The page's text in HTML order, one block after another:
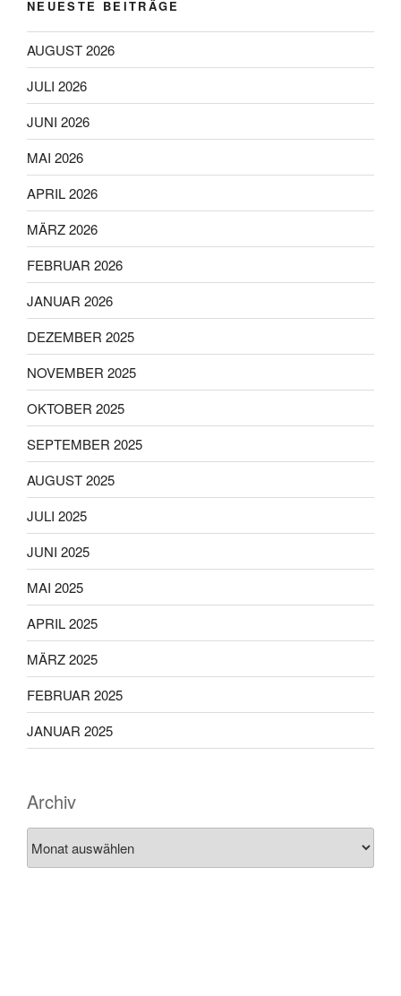
NEUESTE BEITRÄGE
AUGUST 2026
JULI 2026
JUNI 2026
MAI 2026
APRIL 2026
MÄRZ 2026
FEBRUAR 2026
JANUAR 2026
DEZEMBER 2025
NOVEMBER 2025
OKTOBER 2025
SEPTEMBER 2025
AUGUST 2025
JULI 2025
JUNI 2025
MAI 2025
APRIL 2025
MÄRZ 2025
FEBRUAR 2025
JANUAR 2025
Archiv